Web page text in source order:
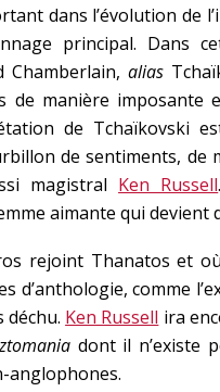
dans l’évolution de
principal. Dans
Chamberlain,alias
de manière imposante
de Tchaïkovski
de sentiments, de
magistral Ken Russell
aimante qui devient
rejoint Thanatos et
d’anthologie, comme
déchu. Ken Russell ira
dont il n’existe
anglophones.